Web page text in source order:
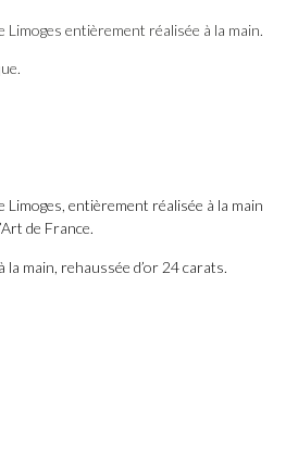
Limoges entièrement réalisée à la main.
Limoges, entièrement réalisée à la main
de France.
main, rehaussée d’or 24 carats.